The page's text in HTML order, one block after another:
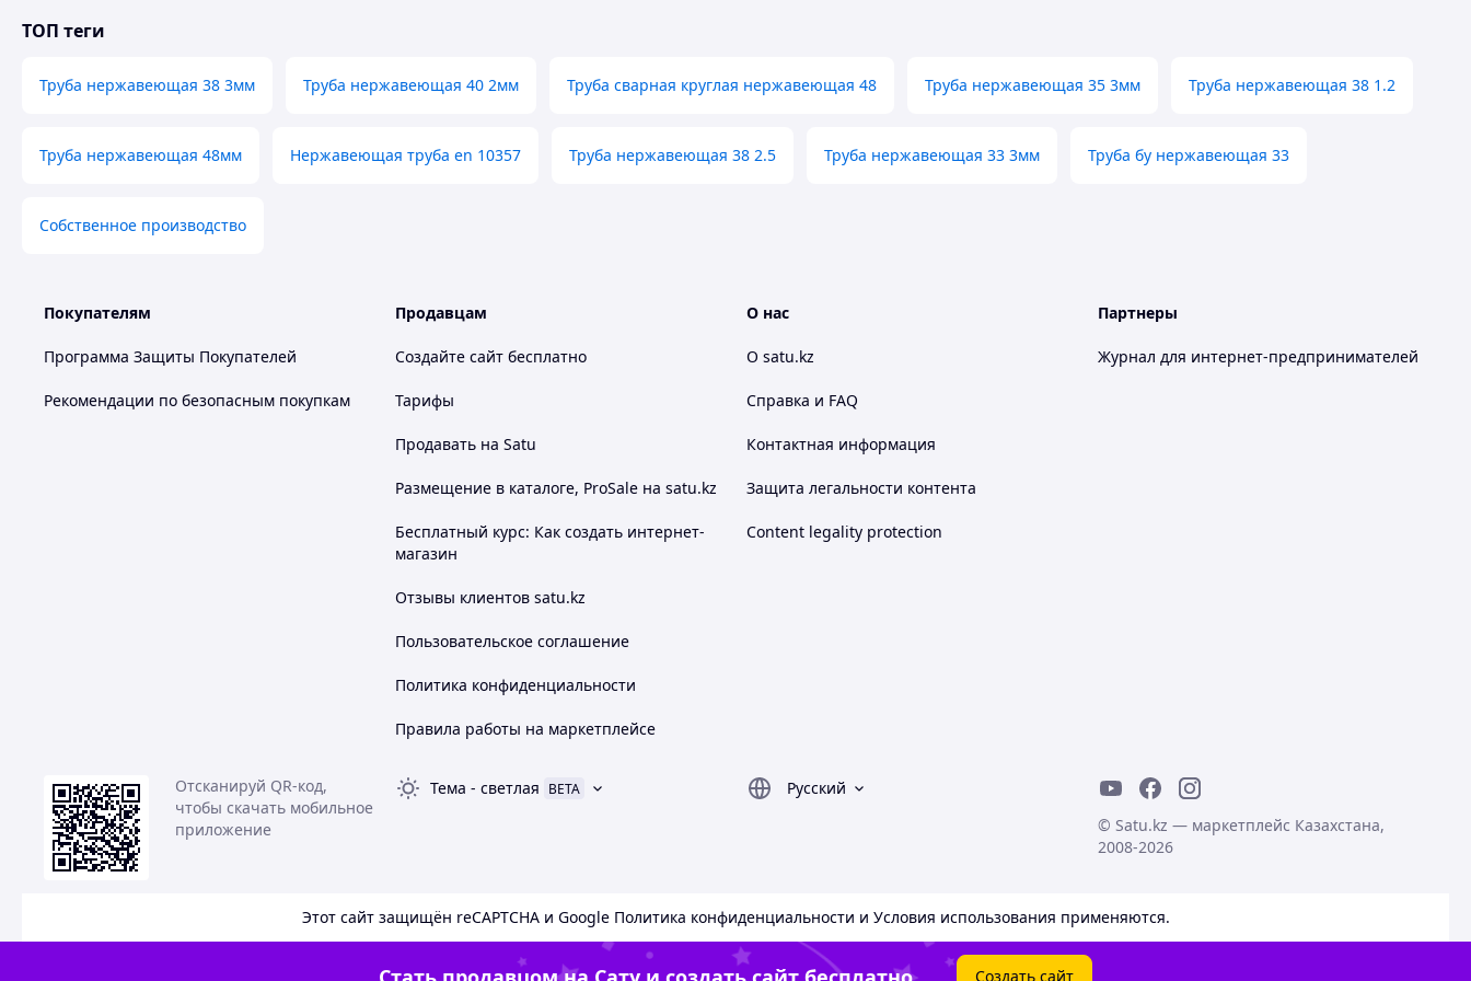
ТОП теги
Труба нержавеющая 38 3мм Труба нержавеющая 40 2мм Труба сварная круглая нержавеющая 48 Труба нержавеющая 35 3мм Труба нержавеющая 38 1.2
Труба нержавеющая 48мм Нержавеющая труба en 10357 Труба нержавеющая 38 2.5 Труба нержавеющая 33 3мм Труба бу нержавеющая 33
Собственное производство
Покупателям
Программа Защиты Покупателей
Рекомендации по безопасным покупкам
Продавцам
Создайте сайт бесплатно
Тарифы
Продавать на Satu
Размещение в каталоге, ProSale на satu.kz
Бесплатный курс: Как создать интернет-
магазин
Отзывы клиентов satu.kz
Пользовательское соглашение
Политика конфиденциальности
Правила работы на маркетплейсе
О нас
О satu.kz
Справка и FAQ
Контактная информация
Защита легальности контента
Content legality protection
Партнеры
Журнал для интернет-предпринимателей
Отсканируй QR-код,
чтобы скачать мобильное
приложение
Тема - светлая BETA
Русский
© Satu.kz — маркетплейс Казахстана,
2008-2026
Этот сайт защищён reCAPTCHA и Google Политика конфиденциальности и Условия использования применяются.
Создать сайт